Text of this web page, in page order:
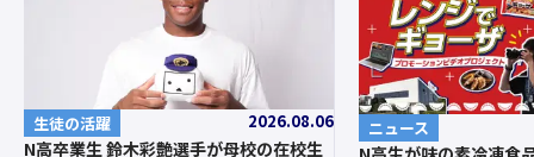
生徒の活躍 2026.08.06
N高卒業生 鈴木彩艶選手が母校の在校生
ニュース